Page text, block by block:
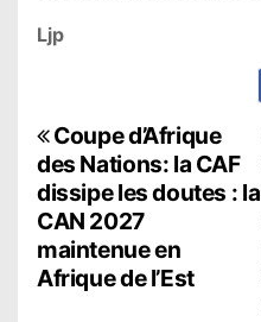
Ljp
N
a
v
i
Coupe d’Afrique
des Nations: la CAF
dissipe les doutes : la
CAN 2027
maintenue en
Afrique de l’Est